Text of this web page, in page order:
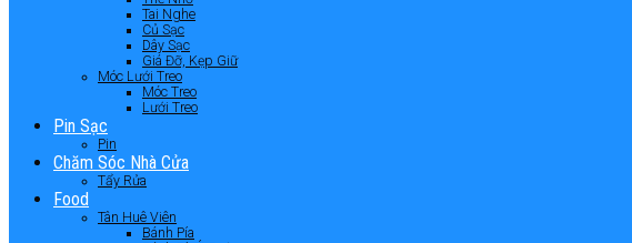
Tai Nghe
Củ Sạc
Dây Sạc
Giá Đỡ, Kẹp Giữ
Móc Lưới Treo
Móc Treo
Lưới Treo
Pin Sạc
Pin
Chăm Sóc Nhà Cửa
Tẩy Rửa
Food
Tân Huê Viên
Bánh Pía